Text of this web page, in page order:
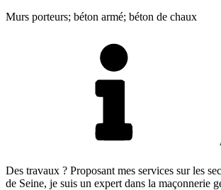
Murs porteurs; béton armé; béton de chaux
Des travaux ? Proposant mes services sur les
de Seine, je suis un expert dans la maçonnerie